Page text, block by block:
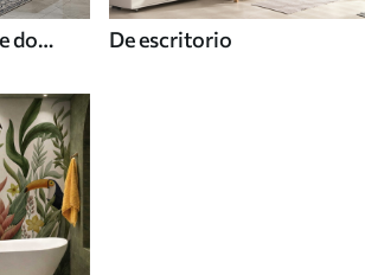
do
De escritorio